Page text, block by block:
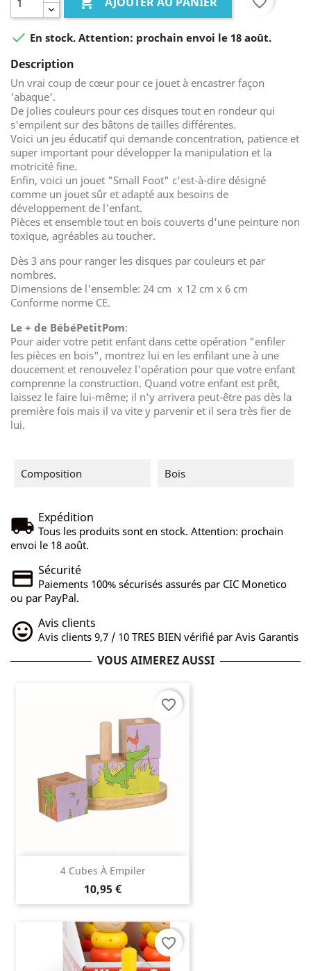
 En stock. Attention: prochain envoi le 18 août.
Description
Un vrai coup de cœur pour ce jouet à encastrer façon
'abaque'.
De jolies couleurs pour ces disques tout en rondeur qui
s'empilent sur des bâtons de tailles différentes.
Voici un jeu éducatif qui demande concentration, patience et
super important pour développer la manipulation et la
motricité fine.
Enfin, voici un jouet "Small Foot" c'est-à-dire désigné
comme un jouet sûr et adapté aux besoins de
développement de l'enfant.
Pièces et ensemble tout en bois couverts d'une peinture non
toxique, agréables au toucher.
Dès 3 ans pour ranger les disques par couleurs et par
nombres.
Dimensions de l'ensemble: 24 cm x 12 cm x 6 cm
Conforme norme CE.
Le + de BébéPetitPom:
Pour aider votre petit enfant dans cette opération "enfiler
les pièces en bois", montrez lui en les enfilant une à une
doucement et renouvelez l'opération pour que votre enfant
comprenne la construction. Quand votre enfant est prêt,
laissez le faire lui-même; il n'y arrivera peut-être pas dès la
première fois mais il va vite y parvenir et il sera très fier de
lui.
Composition Bois
Expédition
Tous les produits sont en stock. Attention: prochain
envoi le 18 août.
Sécurité
Paiements 100% sécurisés assurés par CIC Monetico
ou par PayPal.
Avis clients
Avis clients 9,7 / 10 TRES BIEN vérifié par Avis Garantis
VOUS AIMEREZ AUSSI
4 Cubes À Empiler
10,95 €
favorite_border
favorite_border